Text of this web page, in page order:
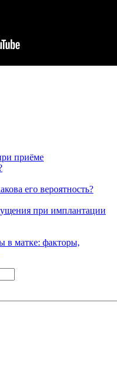
приёме
его вероятность?
при имплантации
в матке: факторы,